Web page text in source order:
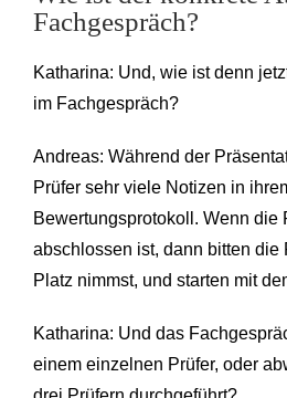
Fachgespräch?
Katharina: Und, wie ist denn
im Fachgespräch?
Andreas: Während der
Prüfer sehr viele Notizen in
Bewertungsprotokoll. Wenn die
abschlossen ist, dann bitten die
Platz nimmst, und starten mit
Katharina: Und das
einem einzelnen Prüfer, oder